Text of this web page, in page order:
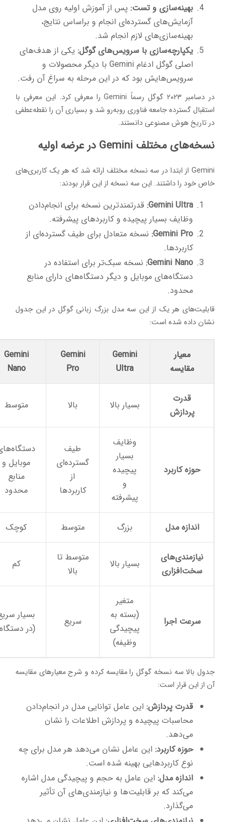
بهینه‌سازی و تست: پس از آموزش اولیه روی مدل
آزمایش‌های گسترده‌ای انجام و براساس نتایج،
بهینه‌سازی‌های لازم انجام شد.
یکپارچه‌سازی با سرویس‌های گوگل: یکی از هدف‌های
اصلی گوگل ادغام Gemini با دیگر محصولات و
سرویس‌هایش بود که در این مرحله به سراغ آن رفت.
در دسامبر ۲۰۲۳ گوگل رسماً Gemini را معرفی کرد. این معرفی با
استقبال گسترده جامعه فناوری روبه‌رو شد و بسیاری آن را نقطه‌عطفی
در تاریخ هوش مصنوعی دانستند.
نسخه‌های مختلف Gemini در عرضه اولیه
Gemini از ابتدا در سه نسخه مختلف ارائه شد که هر یک کاربری‌های
خاص خود را داشتند. این سه نسخه از این قرار بودند:
Gemini Ultra: قدرتمندترین نسخه برای انجام‌دادن
وظایف بسیار پیچیده و کاربردهای پیشرفته.
Gemini Pro: نسخه متعادل برای طیف گسترده‌ای از
کاربردها.
Gemini Nano: نسخه سبک‌تر برای استفاده در
دستگاه‌های موبایل و دیگر دستگاه‌های دارای منابع
محدود.
قابلیت‌های هر یک از این سه مدل بزرگ زبانی گوگل در این جدول
نشان داده شده است:
معیار
مقایسه
Gemini
Ultra
Gemini
Pro
Gemini
Nano
قدرت
پردازش
بسیار بالا بالا متوسط
حوزه کاربرد
وظایف
بسیار
پیچیده
و
پیشرفته
طیف
گسترده‌ای
از
کاربردها
موبایل و
منابع
محدود
اندازه مدل بزرگ متوسط کوچک
نیازمندی‌های
سخت‌افزاری
بسیار بالا
متوسط تا
بالا
کم
سرعت اجرا
متغیر
(بسته به
پیچیدگی
وظیفه)
سریع
بسیار
(در
جدول بالا سه نسخه گوگل را مقایسه کرده و شرح معیارهای مقایسه
آن از این قرار است:
قدرت پردازش: این عامل توانایی مدل در انجام‌دادن
محاسبات پیچیده و پردازش اطلاعات را نشان
می‌دهد.
حوزه کاربرد: این عامل نشان می‌دهد هر مدل برای چه
نوع کاربردهایی بهینه شده است.
اندازه مدل: این عامل به حجم و پیچیدگی مدل اشاره
می‌کند که بر قابلیت‌ها و نیازمندی‌های آن تأثیر
می‌گذارد.